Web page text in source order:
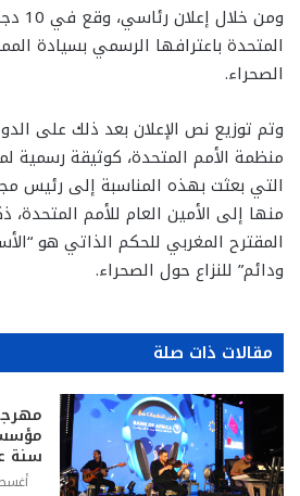
ومن
المتحدة باعترافها الرسمي بسيادة
الصحراء.
منظمة الأمم المتحدة، كوثيقة رسمية
التي بعثت بهذه المناسبة إلى رئيس
منها إلى الأمين العام للأمم المتحدة،
المقترح المغربي للحكم الذاتي هو
ودائم” للنزاع حول الصحراء.
مقالات ذات صلة
سنة
أغسطس